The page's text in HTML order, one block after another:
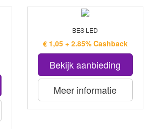
BES LED
€ 1,05 + 2.85% Cashback
Bekijk aanbieding
Meer informatie